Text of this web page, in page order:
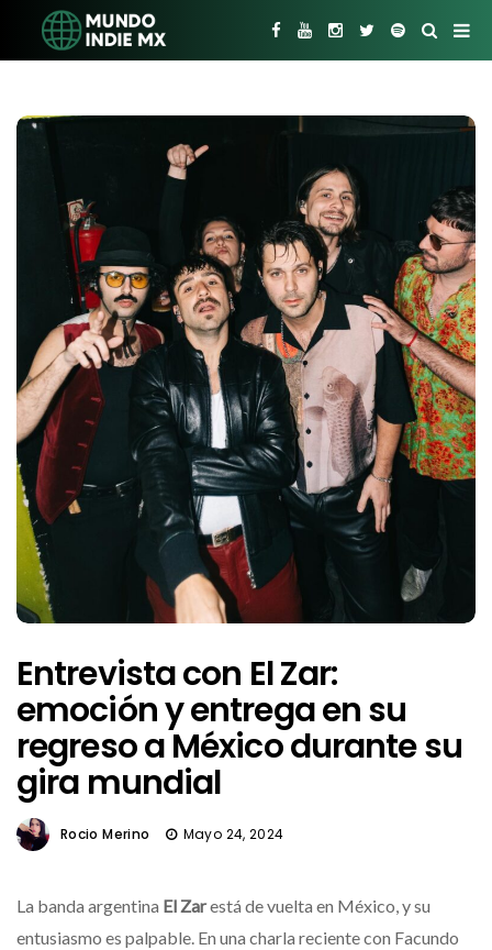
Entrevista con El Zar:
emoción y entrega en su
regreso a México durante su
gira mundial
Rocio Merino Mayo 24, 2024
La banda argentina El Zarestá de vuelta en México, y su
entusiasmo es palpable. En una charla reciente con Facundo